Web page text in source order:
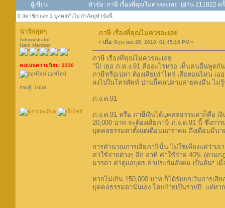
ผู้เขียน หัวข้อ: ภาษี เรื่องที่คุณไม่ควรละเลย (อ่าน 211822 ค
0 สมาชิก และ 1 บุคคลทั่วไป กำลังดูหัวข้อนี้
น่ารักสุดๆ
Administrator
Hero Member
คะแนนความนิยม: 2330
ออฟไลน์
กระทู้: 1658
ภาษี เรื่องที่คุณไม่ควรละเลย
« เมื่อ: มิถุนายน 26, 2010, 01:45:16 PM »
ภาษี เรื่องที่คุณไม่ควรละเลย
"นี่! เธอ ภ.ด.ง.91 คืออะไรหรอ เห็นคนอื่นพูดกัน
ภาษีหรือเปล่า ต้องเสียเท่าไหร่ เสียตอนไหน
ลงไปในโทรศัพท์ ป่านนี้คนปลายสายคงมึน ไม่รู้
ภ.ง.ด.91
ภ.ง.ด.91 หรือ ภาษีเงินได้บุคคลธรรมดาก็คือ เงิ
20,000 บาท จะต้องเสียภาษี ภ.ง.ด.91 นี้ ซึ่งกา
บุคคลธรรมดาตั้งแต่เดือนมกราคม ถึงเดือนมีน
การคำนวณการเสียภาษีนั้น ไม่ใช่เพียงแค่ว่าเ
ค่าใช้จ่ายต่างๆ อีก อาทิ ค่าใช้จ่าย 40% (ตาม
มารดา ค่าดูแลบุตร ค่าประกันสังคม เป็นต้น* เ
หากไม่เกิน 150,000 บาท ก็ได้รับยกเว้นการเ
บุคคลธรรมดานั่นเอง โดยจ่ายเป็นรายปี แต่หา